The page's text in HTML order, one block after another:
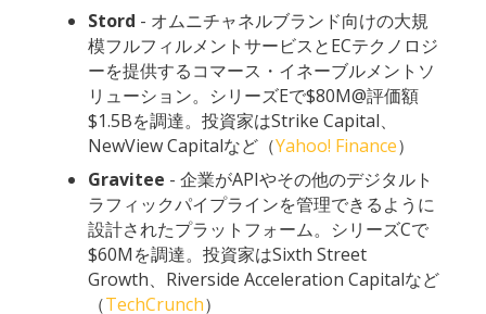
Stord - オムニチャネルブランド向けの大規
模フルフィルメントサービスとECテクノロジ
ーを提供するコマース・イネーブルメントソ
リューション。シリーズEで$80M@評価額
$1.5Bを調達。投資家はStrike Capital、
NewView Capitalなど（Yahoo! Finance）
Gravitee - 企業がAPIやその他のデジタルト
ラフィックパイプラインを管理できるように
設計されたプラットフォーム。シリーズCで
$60Mを調達。投資家はSixth Street
Growth、Riverside Acceleration Capitalなど
（TechCrunch）